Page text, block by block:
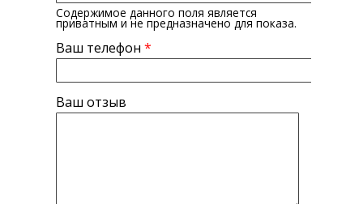
Содержимое данного поля является
приватным и не предназначено для показа.
Ваш телефон *
Ваш отзыв